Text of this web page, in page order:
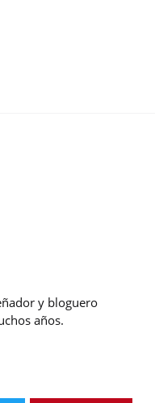
y bloguero
años.